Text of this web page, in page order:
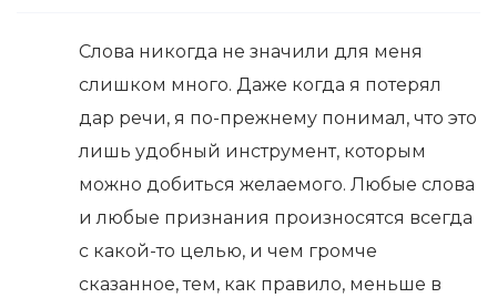
Слова никогда не значили для меня
слишком много. Даже когда я потерял
дар речи, я по-прежнему понимал, что это
лишь удобный инструмент, которым
можно добиться желаемого. Любые слова
и любые признания произносятся всегда
с какой-то целью, и чем громче
сказанное, тем, как правило, меньше в